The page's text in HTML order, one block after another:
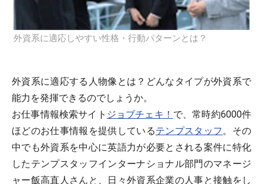
外資系に適応しやすい性格・行動パターンとは？
外資系に適応する人物像とは？どんなタイプが外資系で
能力を発揮できるのでしょうか。
お仕事情報検索サイト ジョブチェキ！ で、常時約6000件
ほどのお仕事情報を提供しているテンプスタッフ。その
中でも外資系を中心に英語力が必要とされる案件に特化
したテンプスタッフインターナショナル部門のマネージ
ャー飯高直人さんと、日々外資系企業の人事と接触をし